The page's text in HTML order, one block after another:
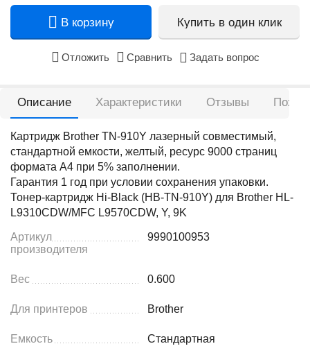
В корзину Купить в один клик
Отложить Сравнить Задать вопрос
Описание Характеристики Отзывы
Картридж Brother TN-910Y лазерный совместимый,
стандартной емкости, желтый, ресурс 9000 страниц
формата А4 при 5% заполнении.
Гарантия 1 год при условии сохранения упаковки.
Тонер-картридж Hi-Black (HB-TN-910Y) для Brother HL-
L9310CDW/MFC L9570CDW, Y, 9K
Артикул
производителя
9990100953
Вес 0.600
Для принтеров Brother
Емкость Стандартная